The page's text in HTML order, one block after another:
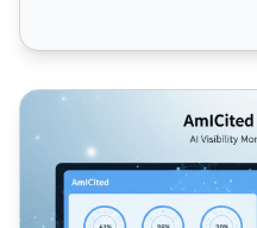
Am I Cited vs OtterlyAI: